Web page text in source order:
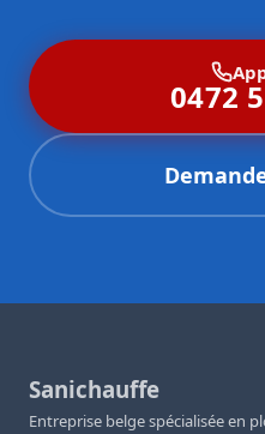
0472
Sanichauffe
Entreprise belge spécialisée en